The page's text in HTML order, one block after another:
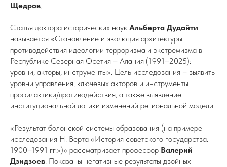
Щедров.
Статья доктора исторических наук Альберта Дудайти
называется «Становление и эволюция архитектуры
противодействия идеологии терроризма и экстремизма в
Республике Северная Осетия – Алания (1991–2025):
уровни, акторы, инструменты». Цель исследования – выявить
уровни управления, ключевых акторов и инструменты
профилактики/противодействия, а также выявление
институциональной логики изменений региональной модели.
«Результат болонской системы образования (на примере
исследования Н. Верта «История советского государства.
1900–1991 гг.»)» рассматривает профессор Валерий
Дзидзоев. Показаны негативные результаты двойных